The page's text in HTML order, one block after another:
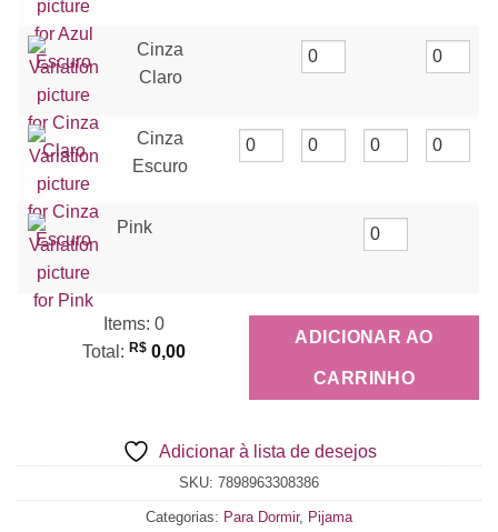
Cinza
Claro
Cinza
Escuro
Pink
Items: 0
Total : R$ 0,00
ADICIONAR AO
CARRINHO
Adicionar à lista de desejos
SKU: 7898963308386
Categorias: Para Dormir, Pijama